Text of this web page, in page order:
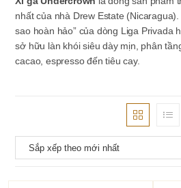
nhất của nhà Drew Estate
sao hoàn hảo” của dòng Liga Privada
sở hữu làn khói siêu dày mịn, phân
cacao, espresso đến tiêu cay.